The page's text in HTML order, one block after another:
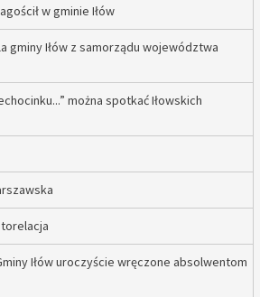
w gminie Iłów
gminy Iłów z samorządu województwa
można spotkać Iłowskich
Iłów uroczyście wręczone absolwentom